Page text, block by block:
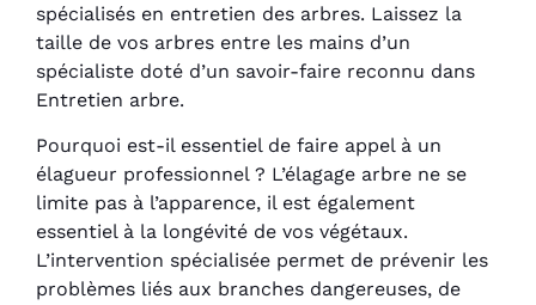
spécialisés en entretien des arbres. Laissez la
taille de vos arbres entre les mains d’un
spécialiste doté d’un savoir-faire reconnu dans
Entretien arbre.
Pourquoi est-il essentiel de faire appel à un
élagueur professionnel ? L’élagage arbre ne se
limite pas à l’apparence, il est également
essentiel à la longévité de vos végétaux.
L’intervention spécialisée permet de prévenir les
problèmes liés aux branches dangereuses, de